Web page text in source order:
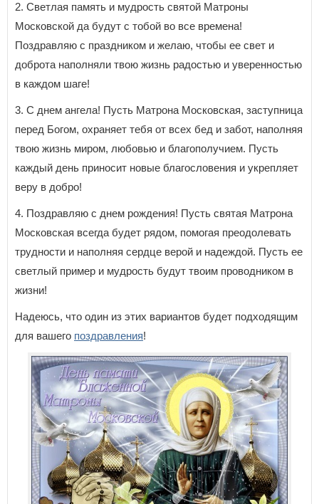
2. Светлая память и мудрость святой Матроны
Московской да будут с тобой во все времена!
Поздравляю с праздником и желаю, чтобы ее свет и
доброта наполняли твою жизнь радостью и уверенностью
в каждом шаге!
3. С днем ангела! Пусть Матрона Московская, заступница
перед Богом, охраняет тебя от всех бед и забот, наполняя
твою жизнь миром, любовью и благополучием. Пусть
каждый день приносит новые благословения и укрепляет
веру в добро!
4. Поздравляю с днем рождения! Пусть святая Матрона
Московская всегда будет рядом, помогая преодолевать
трудности и наполняя сердце верой и надеждой. Пусть ее
светлый пример и мудрость будут твоим проводником в
жизни!
Надеюсь, что один из этих вариантов будет подходящим
для вашего поздравления!